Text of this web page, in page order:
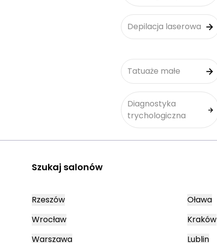
Depilacja laserowa
Tatuaże małe
Diagnostyka
trychologiczna
Szukaj salonów
Rzeszów
Wrocław
Warszawa
Oława
Kraków
Lublin